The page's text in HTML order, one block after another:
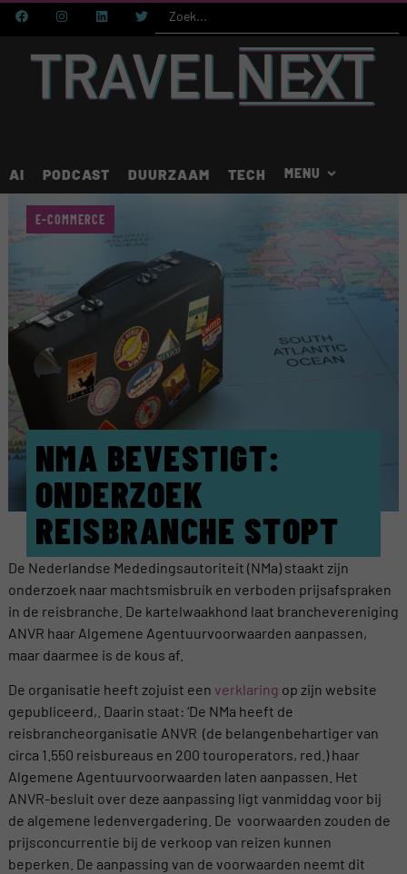
AI PODCAST DUURZAAM TECH
NMA BEVESTIGT:
ONDERZOEK
REISBRANCHE STOPT
E-COMMERCE
De Nederlandse Mededingsautoriteit (NMa) staakt zijn
onderzoek naar machtsmisbruik en verboden prijsafspraken
in de reisbranche. De kartelwaakhond laat branchevereniging
ANVR haar Algemene Agentuurvoorwaarden aanpassen,
maar daarmee is de kous af.
De organisatie heeft zojuist een verklaring op zijn website
gepubliceerd,. Daarin staat: ‘De NMa heeft de
reisbrancheorganisatie ANVR (de belangenbehartiger van
circa 1.550 reisbureaus en 200 touroperators, red.) haar
Algemene Agentuurvoorwaarden laten aanpassen. Het
ANVR-besluit over deze aanpassing ligt vanmiddag voor bij
de algemene ledenvergadering. De voorwaarden zouden de
prijsconcurrentie bij de verkoop van reizen kunnen
beperken. De aanpassing van de voorwaarden neemt dit